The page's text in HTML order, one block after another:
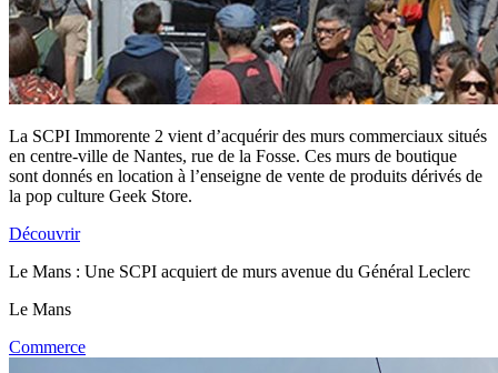
La SCPI Immorente 2 vient d’acquérir des murs commerciaux situés
en centre-ville de Nantes, rue de la Fosse. Ces murs de boutique
sont donnés en location à l’enseigne de vente de produits dérivés de
la pop culture Geek Store.
Découvrir
Le Mans : Une SCPI acquiert de murs avenue du Général Leclerc
Le Mans
Commerce